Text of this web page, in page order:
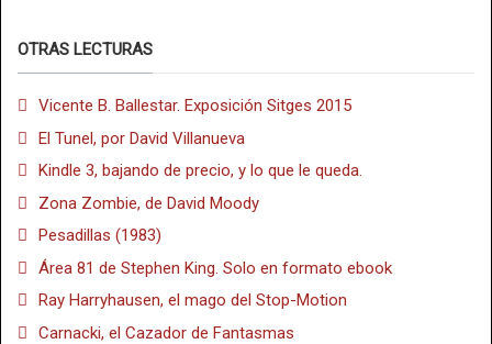
OTRAS LECTURAS
Vicente B. Ballestar. Exposición Sitges 2015
El Tunel, por David Villanueva
Kindle 3, bajando de precio, y lo que le queda.
Zona Zombie, de David Moody
Pesadillas (1983)
Área 81 de Stephen King. Solo en formato ebook
Ray Harryhausen, el mago del Stop-Motion
Carnacki, el Cazador de Fantasmas